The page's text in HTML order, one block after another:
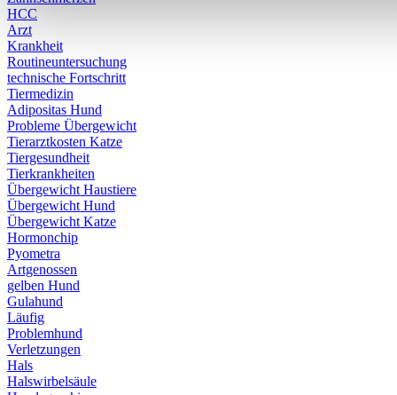
HCC
Arzt
Krankheit
Routineuntersuchung
technische Fortschritt
Tiermedizin
Adipositas Hund
Probleme Übergewicht
Tierarztkosten Katze
Tiergesundheit
Tierkrankheiten
Übergewicht Haustiere
Übergewicht Hund
Übergewicht Katze
Hormonchip
Pyometra
Artgenossen
gelben Hund
Gulahund
Läufig
Problemhund
Verletzungen
Hals
Halswirbelsäule